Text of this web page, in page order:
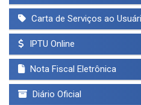
Carta de Serviços ao
IPTU Online
Nota Fiscal Eletrônica
Diário Oficial